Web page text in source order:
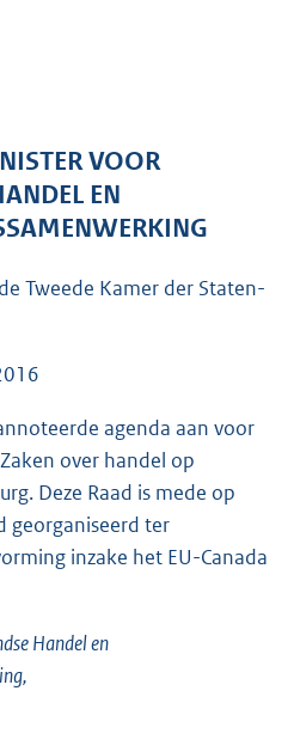
:
5
K
VOOR
EN
Tweede Kamer der Staten-
agenda aan voor
over handel op
Deze Raad is mede op
georganiseerd ter
inzake het EU-Canada
Handel en